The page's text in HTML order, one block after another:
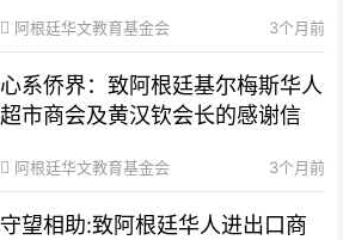
阿根廷华文教育基金会 3个月前
心系侨界​：致阿根廷基尔梅斯华人
超市商会及黄汉钦会长的感谢信
阿根廷华文教育基金会 3个月前
守望相助:致阿根廷华人进出口商